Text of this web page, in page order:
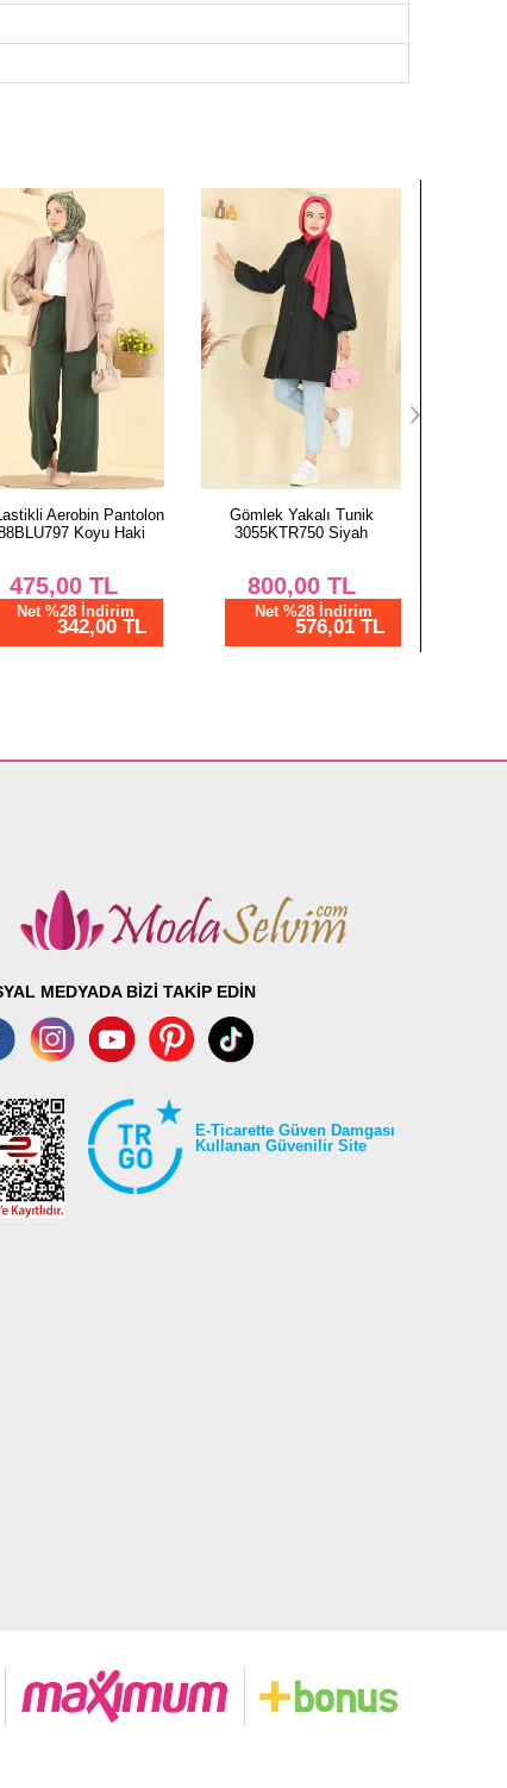
Gömlek Yakalı Tunik
Siyah
800,00TL
Net %28 İndirim
576,01 TL
Ribana Detay Armalı Tunik
708PM271 Açık Bordo
958,34TL
Net %76 İndirim
230,00 TL
MEDYADA BİZİ TAKİP EDİN
E-Ticarette Güven Damgası
Kullanan Güvenilir Site